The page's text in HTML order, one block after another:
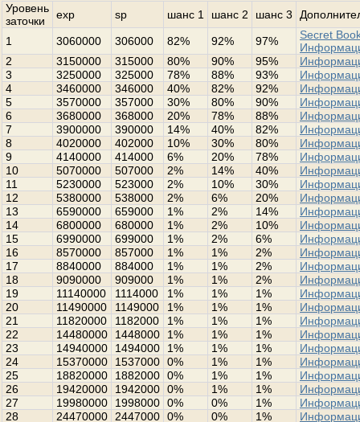
Уровень
заточки
exp sp шанс 1 шанс 2 шанс 3
1 3060000 306000 82% 92% 97%
Secret
2
3150000 315000 80% 90% 95%
3
3250000 325000 78% 88% 93%
4
3460000 346000 40% 82% 92%
5
3570000 357000 30% 80% 90%
6
3680000 368000 20% 78% 88%
7
3900000 390000 14% 40% 82%
8
4020000 402000 10% 30% 80%
9
4140000 414000 6% 20% 78%
10
5070000 507000 2% 14% 40%
11
5230000 523000 2% 10% 30%
12
5380000 538000 2% 6% 20%
13
6590000 659000 1% 2% 14%
14
6800000 680000 1% 2% 10%
15
6990000 699000 1% 2% 6%
16
8570000 857000 1% 1% 2%
17
8840000 884000 1% 1% 2%
18
9090000 909000 1% 1% 2%
19
11140000 1114000 1% 1% 1%
20
11490000 1149000 1% 1% 1%
21
11820000 1182000 1% 1% 1%
22
14480000 1448000 1% 1% 1%
23
14940000 1494000 1% 1% 1%
24
15370000 1537000 0% 1% 1%
25
18820000 1882000 0% 1% 1%
26
19420000 1942000 0% 1% 1%
27
19980000 1998000 0% 0% 1%
28
24470000 2447000 0% 0% 1%